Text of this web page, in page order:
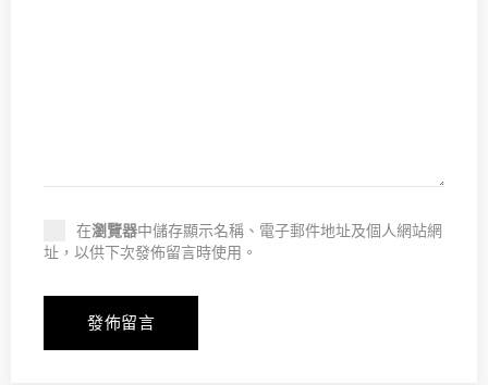
在瀏覽器中儲存顯示名稱、電子郵件地址及個人網站網
址，以供下次發佈留言時使用。